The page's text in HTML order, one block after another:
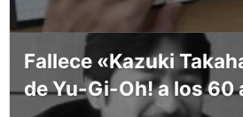
Fallece «Kazuki
de Yu-Gi-Oh! a los 60